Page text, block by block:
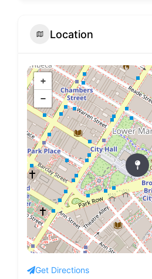
Location
+
−
Get Directions